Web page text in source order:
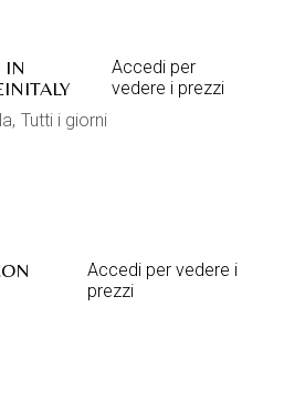
IN
Accedi per
vedere i prezzi
Tutti i giorni
Accedi per vedere i
prezzi